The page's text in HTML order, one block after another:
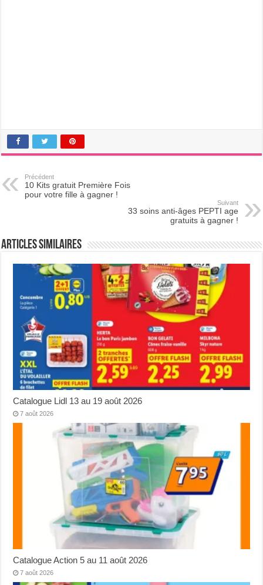
Précédent
10 Kits gratuit Première Fois
pour votre fille à gagner !
Suivant
33 soins anti-âges PEPTI age
gratuits à gagner !
Articles Similaires
Catalogue Lidl 13 au 19 août 2026
7 août 2026
Catalogue Action 5 au 11 août 2026
7 août 2026